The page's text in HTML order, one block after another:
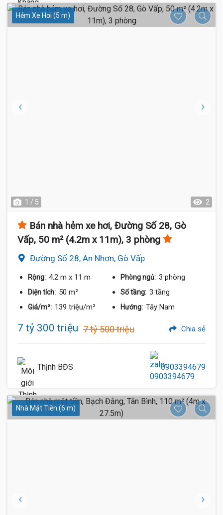
Hẻm Xe Hơi (5 m)
1 / 5 2
Bán nhà hẻm xe hơi, Đường Số 28, Gò
Vấp, 50 m² (4.2m x 11m), 3 phòng
Đường Số 28, An Nhơn, Gò Vấp
Rộng: 4.2 m x 11 m Phòng ngủ: 3 phòng
Diện tích: 50 m² Số tầng: 3 tầng
Giá/m²: 139 triệu/m² Hướng: Tây Nam
7 tỷ 300 triệu 7 tỷ 500 triệu Chia sẻ
Thịnh BĐS 0903394679
Nhà Mặt Tiền (6 m)